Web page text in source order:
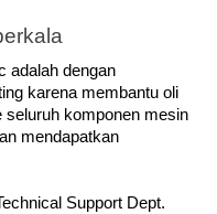
adalah dengan
karena membantu oli
komponen mesin
mendapatkan
Support Dept.